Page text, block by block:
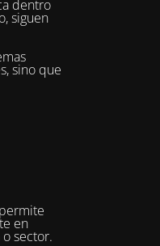
dentro
siguen
sino que
en
sector.